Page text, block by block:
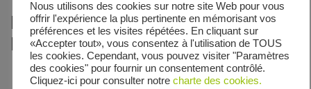
Le calendrier de collecte de Rue de
la Commanderie
Nous utilisons des cookies sur notre site Web pour vous
offrir l'expérience la plus pertinente en mémorisant vos
préférences et les visites répétées. En cliquant sur
«Accepter tout», vous consentez à l'utilisation de TOUS
les cookies. Cependant, vous pouvez visiter "Paramètres
des cookies" pour fournir un consentement contrôlé.
Cliquez-ici pour consulter notre charte des cookies.